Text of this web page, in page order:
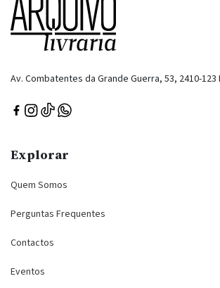
Av. Combatentes da Grande Guerra, 53, 2410-123
Explorar
Quem Somos
Perguntas Frequentes
Contactos
Eventos